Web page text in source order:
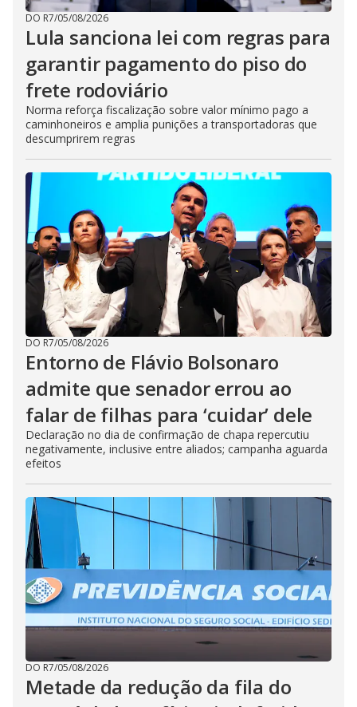
DO R7/05/08/2026
Lula sanciona lei com regras para
garantir pagamento do piso do
frete rodoviário
Norma reforça fiscalização sobre valor mínimo pago a
caminhoneiros e amplia punições a transportadoras que
descumprirem regras
DO R7/05/08/2026
Entorno de Flávio Bolsonaro
admite que senador errou ao
falar de filhas para ‘cuidar’ dele
Declaração no dia de confirmação de chapa repercutiu
negativamente, inclusive entre aliados; campanha aguarda
efeitos
DO R7/05/08/2026
Metade da redução da fila do